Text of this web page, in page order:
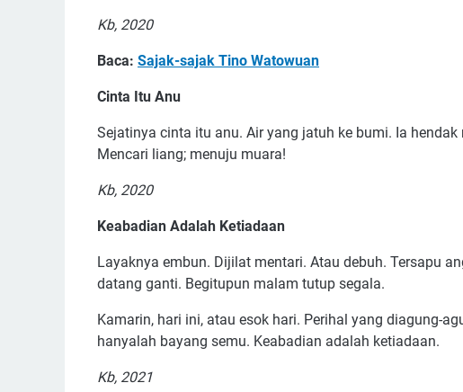
Kb, 2020
Baca: Sajak-sajak Tino Watowuan
Cinta Itu Anu
Sejatinya cinta itu anu. Air yang jatuh ke bumi. Ia
Mencari liang; menuju muara!
Kb, 2020
Keabadian Adalah Ketiadaan
Layaknya embun. Dijilat mentari. Atau debuh. Tersapu
datang ganti. Begitupun malam tutup segala.
Kamarin, hari ini, atau esok hari. Perihal yang diagung-
hanyalah bayang semu. Keabadian adalah ketiadaan.
Kb, 2021